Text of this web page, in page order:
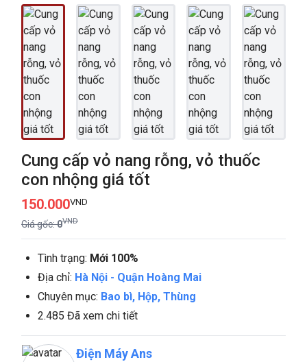
Cung cấp vỏ nang rỗng, vỏ thuốc
con nhộng giá tốt
150.000VND
Giá gốc:0VND
Tình trạng: Mới 100%
Địa chỉ: Hà Nội - Quận Hoàng Mai
Chuyên mục: Bao bì, Hộp, Thùng
2.485 Đã xem chi tiết
Điện Máy Ans